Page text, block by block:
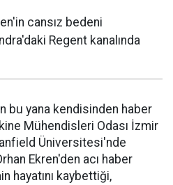
cansız bedeni
Regent kanalında
bu yana kendisinden haber
Mühendisleri Odası İzmir
Üniversitesi'nde
Ekren'den acı haber
hayatını kaybettiği,